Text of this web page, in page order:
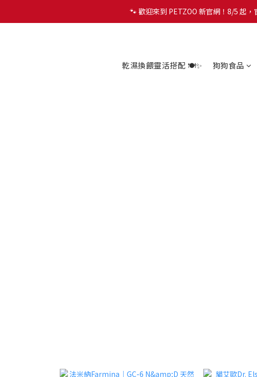
🐾 歡迎來到 PETZOO 新官網！8/5 起
🐾 歡迎來到 PETZOO 新官網！8/5 起
✨【新朋
乾濕換餵靈活搭配 🍽️✨ 狗狗食品